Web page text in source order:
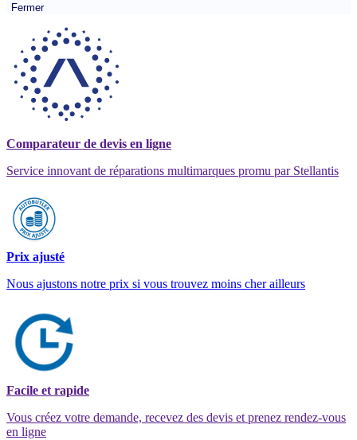
Fermer
Comparateur de devis en ligne
Service innovant de réparations multimarques promu par Stellantis
Prix ajusté
Nous ajustons notre prix si vous trouvez moins cher ailleurs
Facile et rapide
Vous créez votre demande, recevez des devis et prenez rendez-vous
en ligne